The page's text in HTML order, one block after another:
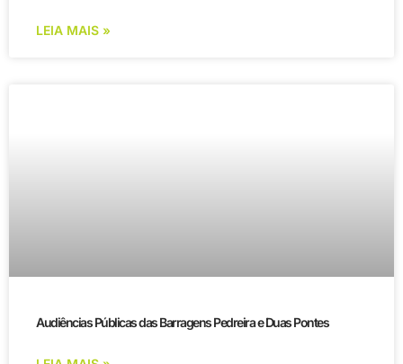
LEIA MAIS »
Audiências Públicas das Barragens Pedreira e Duas Pontes